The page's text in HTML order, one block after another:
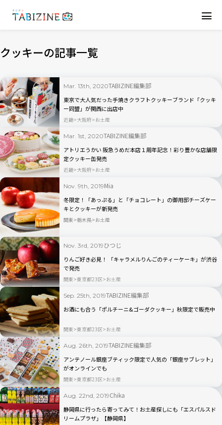
クッキーの記事一覧
Mar. 13th, 2020TABIZINE編集部
東京で大人気だった手焼きクラフトクッキーブランド「クッキ
ー同盟」が関西に出店中
近畿 大阪府 お土産
Mar. 1st, 2020TABIZINE編集部
アトリエうかい 阪急うめだ本店１周年記念！彩り豊かな店舗限
定クッキー缶発売
近畿 大阪府 お土産
Nov. 9th, 2019Mia
冬限定！「あっぷる」と「チョコレート」の御用邸チーズケー
キとクッキーが新発売
関東 栃木県 お土産
Nov. 3rd, 2019ひつじ
りんご好き必見！ 「キャラメルりんごのティーケーキ」が渋谷
で発売
関東 東京都23区 お土産
Sep. 25th, 2019TABIZINE編集部
お酒にも合う「ポルチーニ&ゴーダクッキー」秋限定で販売中
関東 東京都23区 お土産
Aug. 26th, 2019TABIZINE編集部
アンテノール銀座ブティック限定で人気の「銀座サブレット」
がオンラインでも
関東 東京都23区 お土産
Aug. 22nd, 2019Chika
静岡県に行ったら寄ってみて！お土産探しにも「エスパルスド
リームプラザ」【静岡県】